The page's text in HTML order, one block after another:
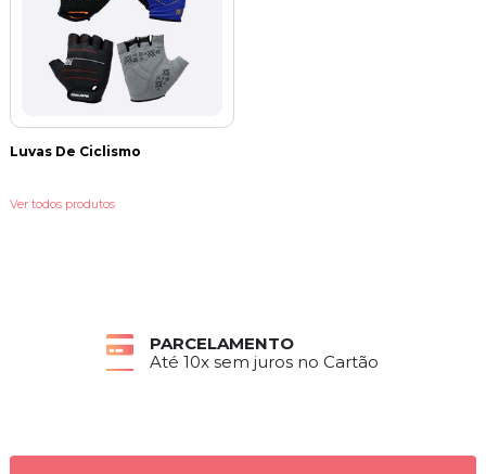
Luvas De Ciclismo
Ver todos produtos
PARCELAMENTO
Até 10x sem juros no Cartão